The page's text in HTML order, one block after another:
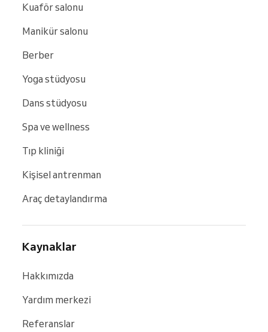
Kuaför salonu
Manikür salonu
Berber
Yoga stüdyosu
Dans stüdyosu
Spa ve wellness
Tıp kliniği
Kişisel antrenman
Araç detaylandırma
Kaynaklar
Hakkımızda
Yardım merkezi
Referanslar